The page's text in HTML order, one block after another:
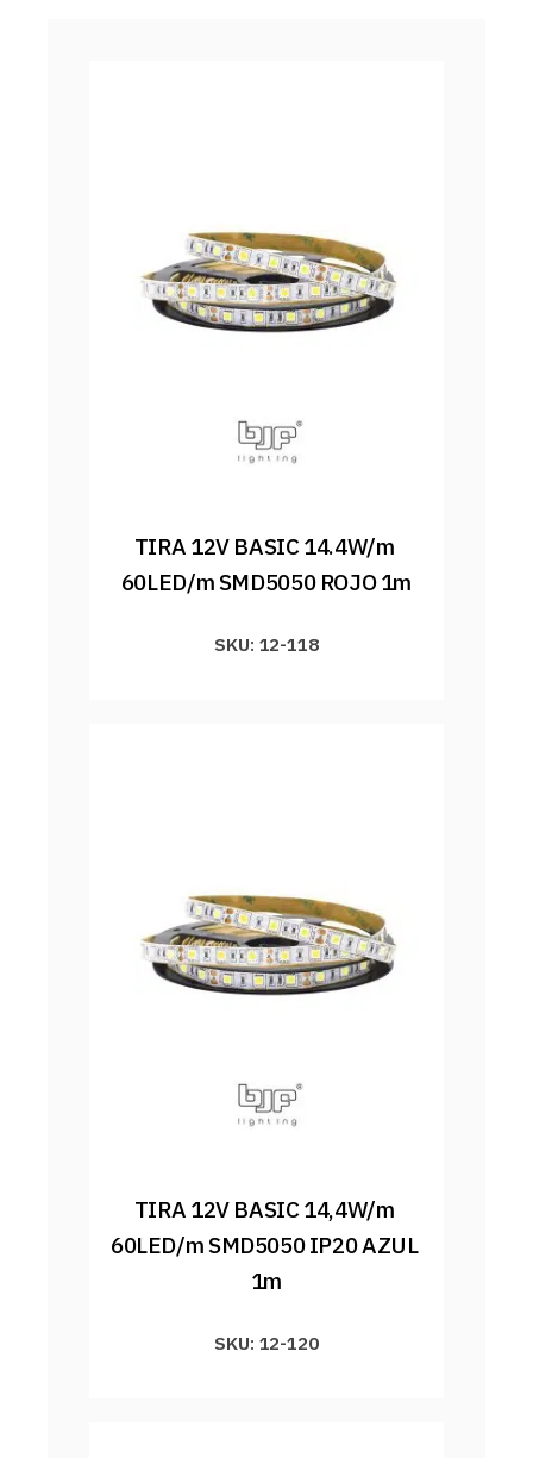
TIRA 12V BASIC 14.4W/m
60LED/m SMD5050 ROJO 1m
SKU: 12-118
TIRA 12V BASIC 14,4W/m
60LED/m SMD5050 IP20 AZUL
1m
SKU: 12-120